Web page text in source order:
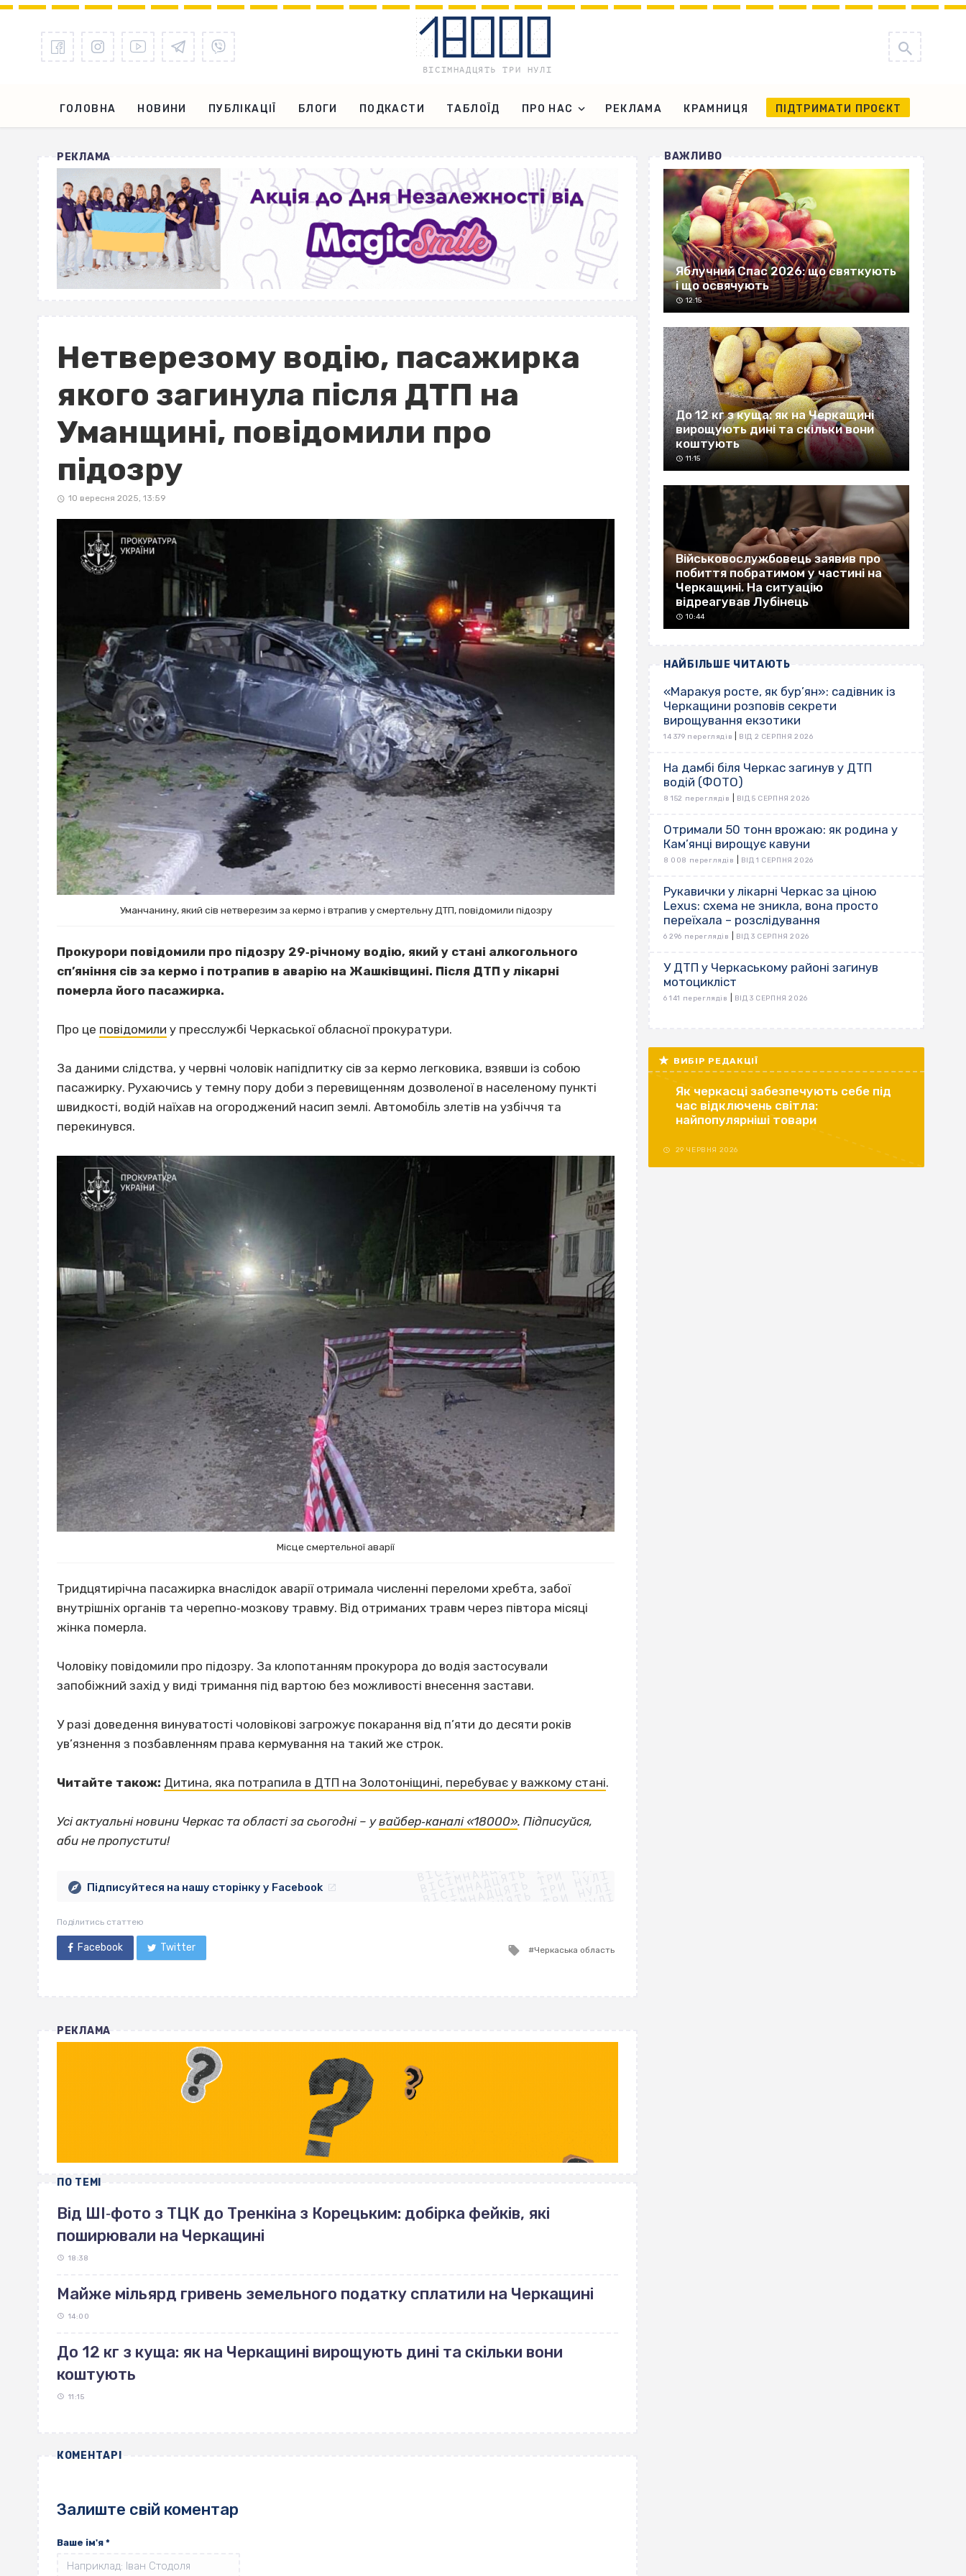
ГОЛОВНА НОВИНИ ПУБЛІКАЦІЇ БЛОГИ ПОДКАСТИ ТАБЛОЇД ПРО НАС РЕКЛАМА КРАМНИЦЯ ПІДТРИМАТИ ПРОЄКТ
РЕКЛАМА
Нетверезому водію, пасажирка
якого загинула після ДТП на
Уманщині, повідомили про
підозру
10 вересня 2025, 13:59
Уманчанину, який сів нетверезим за кермо і втрапив у смертельну ДТП, повідомили підозру
Прокурори повідомили про підозру 29‐річному водію, який у стані алкогольного
сп’яніння сів за кермо і потрапив в аварію на Жашківщині. Після ДТП у лікарні
померла його пасажирка.
Про це повідомили у пресслужбі Черкаської обласної прокуратури.
За даними слідства, у червні чоловік напідпитку сів за кермо легковика, взявши із собою
пасажирку. Рухаючись у темну пору доби з перевищенням дозволеної в населеному пункті
швидкості, водій наїхав на огороджений насип землі. Автомобіль злетів на узбіччя та
перекинувся.
Місце смертельної аварії
Тридцятирічна пасажирка внаслідок аварії отримала численні переломи хребта, забої
внутрішніх органів та черепно‐мозкову травму. Від отриманих травм через півтора місяці
жінка померла.
Чоловіку повідомили про підозру. За клопотанням прокурора до водія застосували
запобіжний захід у виді тримання під вартою без можливості внесення застави.
У разі доведення винуватості чоловікові загрожує покарання від п’яти до десяти років
ув’язнення з позбавленням права кермування на такий же строк.
Читайте також: Дитина, яка потрапила в ДТП на Золотоніщині, перебуває у важкому стані.
Усі актуальні новини Черкас та області за сьогодні – увайбер‐каналі «18000». Підписуйся,
аби не пропустити!
ВІСІМНАДЦЯТЬ ТРИ НУЛІ
ВІСІМНАДЦЯТЬ ТРИ НУЛІ
ВІСІМНАДЦЯТЬ ТРИ НУЛІ
ВІСІМНАДЦЯТЬ ТРИ НУЛІ
ВІСІМНАДЦЯТЬ ТРИ НУЛІ
ВІСІМНАДЦЯТЬ ТРИ НУЛІ
ВІСІМНАДЦЯТЬ ТРИ НУЛІ
ВІСІМНАДЦЯТЬ ТРИ НУЛІ
Підписуйтеся на нашу сторінку у Facebook
Поділитись статтею
Facebook Twitter
Tagged
Черкаська область
РЕКЛАМА
ПО ТЕМІ
Від ШІ‐фото з ТЦК до Тренкіна з Корецьким: добірка фейків, які
поширювали на Черкащині
18:38
Майже мільярд гривень земельного податку сплатили на Черкащині
14:00
До 12 кг з куща: як на Черкащині вирощують дині та скільки вони
коштують
11:15
КОМЕНТАРІ
Залиште свій коментар
Ваше ім'я *
ВАЖЛИВО
Яблучний Спас 2026: що святкують
і що освячують
12:15
До 12 кг з куща: як на Черкащині
вирощують дині та скільки вони
коштують
11:15
Військовослужбовець заявив про
побиття побратимом у частині на
Черкащині. На ситуацію
відреагував Лубінець
10:44
НАЙБІЛЬШЕ ЧИТАЮТЬ
«Маракуя росте, як бур’ян»: садівник із
Черкащини розповів секрети
вирощування екзотики
14 379 переглядів ВІД 2 СЕРПНЯ 2026
На дамбі біля Черкас загинув у ДТП
водій (ФОТО)
8 152 переглядів ВІД 5 СЕРПНЯ 2026
Отримали 50 тонн врожаю: як родина у
Кам’янці вирощує кавуни
8 008 переглядів ВІД 1 СЕРПНЯ 2026
Рукавички у лікарні Черкас за ціною
Lexus: схема не зникла, вона просто
переїхала – розслідування
6 296 переглядів ВІД 3 СЕРПНЯ 2026
У ДТП у Черкаському районі загинув
мотоцикліст
6 141 переглядів ВІД 3 СЕРПНЯ 2026
ВИБІР РЕДАКЦІЇ
Як черкасці забезпечують себе під
час відключень світла:
найпопулярніші товари
29 ЧЕРВНЯ 2026